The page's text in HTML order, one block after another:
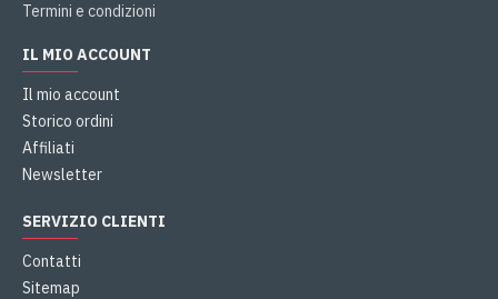
Termini e condizioni
IL MIO ACCOUNT
Il mio account
Storico ordini
Affiliati
Newsletter
SERVIZIO CLIENTI
Contatti
Sitemap